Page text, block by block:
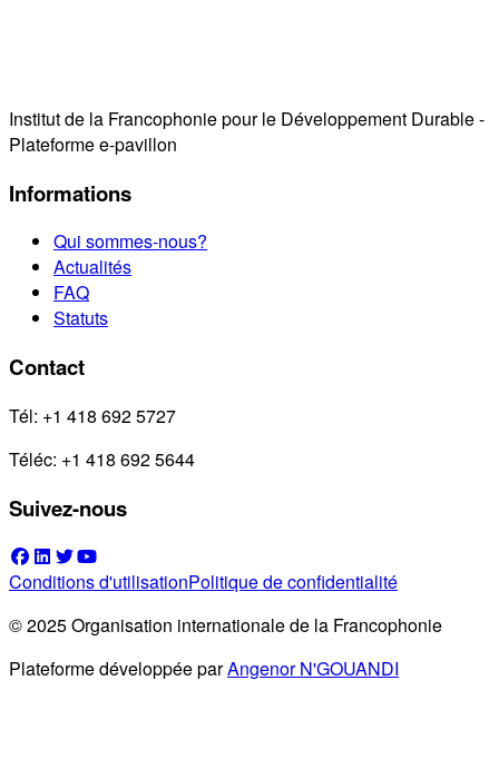
Institut de la Francophonie pour le Développement Durable -
Plateforme e-pavillon
Informations
Qui sommes-nous?
Actualités
FAQ
Statuts
Contact
Tél: +1 418 692 5727
Téléc: +1 418 692 5644
Suivez-nous
Conditions d'utilisationPolitique de confidentialité
© 2025 Organisation internationale de la Francophonie
Plateforme développée parAngenor N'GOUANDI